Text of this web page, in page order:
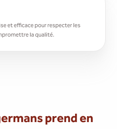
et efficace pour respecter les
la qualité.
prend en